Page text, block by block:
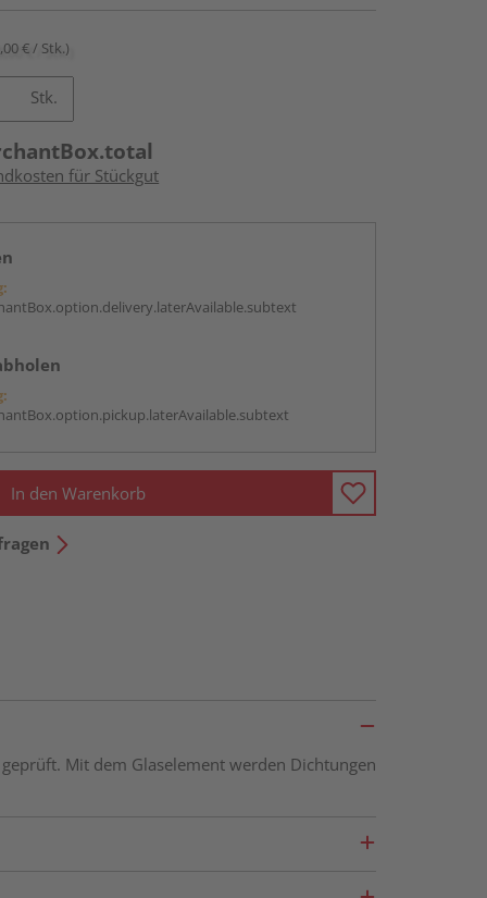
€ / Stk.)
Stk.
für Stückgut
In den Warenkorb
Mit dem Glaselement werden Dichtungen